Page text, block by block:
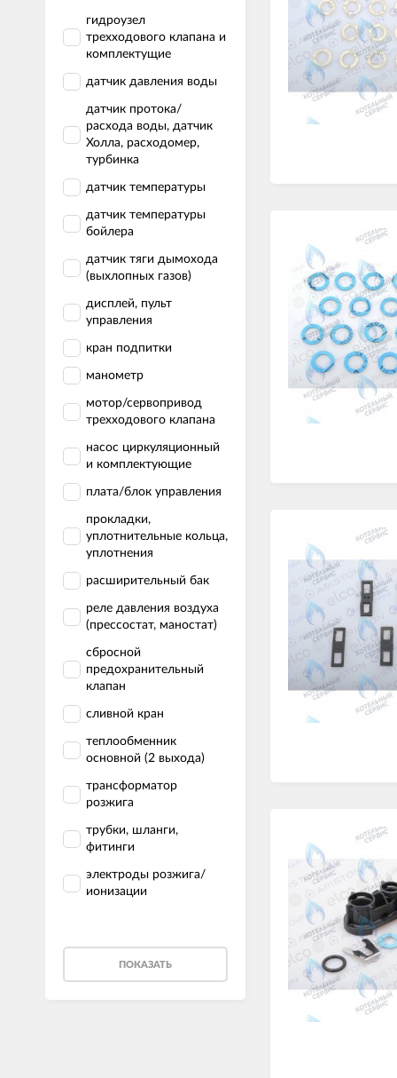
гидроузел
трехходового клапана и
комплектущие
датчик давления воды
датчик протока/
расхода воды, датчик
Холла, расходомер,
турбинка
датчик температуры
датчик температуры
бойлера
датчик тяги дымохода
(выхлопных газов)
дисплей, пульт
управления
кран подпитки
манометр
мотор/сервопривод
трехходового клапана
насос циркуляционный
и комплектующие
плата/блок управления
прокладки,
уплотнительные кольца,
уплотнения
расширительный бак
реле давления воздуха
(прессостат, маностат)
сбросной
предохранительный
клапан
сливной кран
теплообменник
основной (2 выхода)
трансформатор
розжига
трубки, шланги,
фитинги
электроды розжига/
ионизации
ПОКАЗАТЬ